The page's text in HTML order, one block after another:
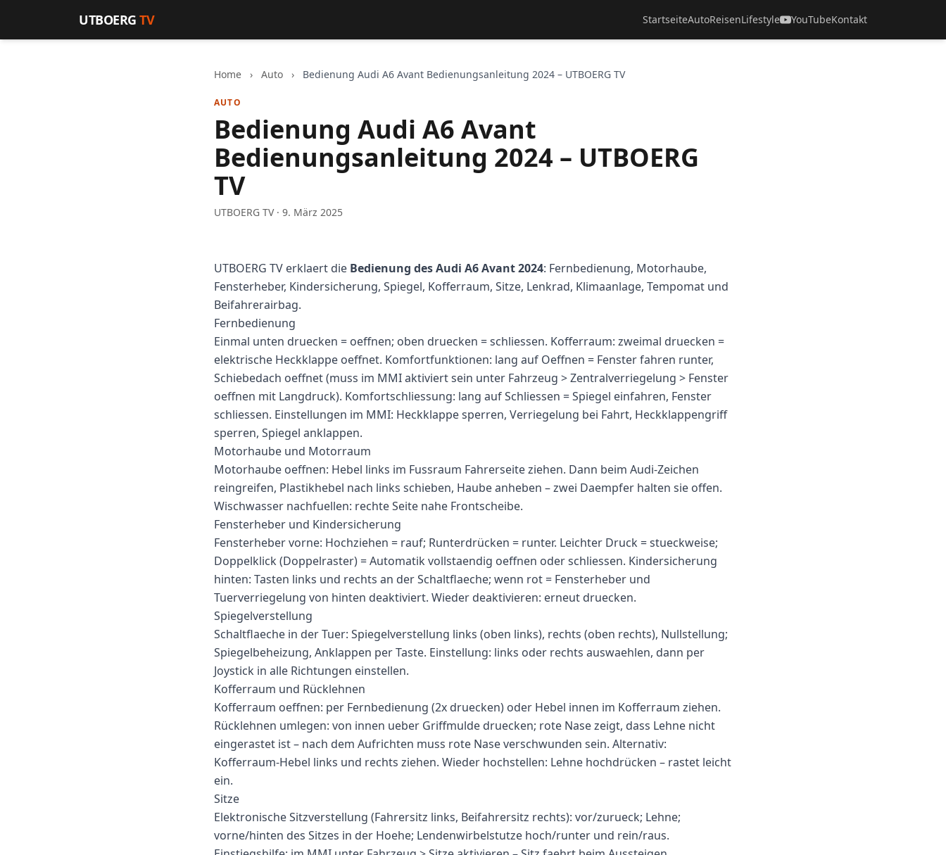
UTBOERGTV StartseiteAutoReisenLifestyle YouTubeKontakt
Home › Auto › Bedienung Audi A6 Avant Bedienungsanleitung 2024 – UTBOERG TV
AUTO
Bedienung Audi A6 Avant
Bedienungsanleitung 2024 – UTBOERG
TV
UTBOERG TV · 9. März 2025
UTBOERG TV erklaert die Bedienung des Audi A6 Avant 2024: Fernbedienung, Motorhaube,
Fensterheber, Kindersicherung, Spiegel, Kofferraum, Sitze, Lenkrad, Klimaanlage, Tempomat und
Beifahrerairbag.
Fernbedienung
Einmal unten druecken = oeffnen; oben druecken = schliessen. Kofferraum: zweimal druecken =
elektrische Heckklappe oeffnet. Komfortfunktionen: lang auf Oeffnen = Fenster fahren runter,
Schiebedach oeffnet (muss im MMI aktiviert sein unter Fahrzeug > Zentralverriegelung > Fenster
oeffnen mit Langdruck). Komfortschliessung: lang auf Schliessen = Spiegel einfahren, Fenster
schliessen. Einstellungen im MMI: Heckklappe sperren, Verriegelung bei Fahrt, Heckklappengriff
sperren, Spiegel anklappen.
Motorhaube und Motorraum
Motorhaube oeffnen: Hebel links im Fussraum Fahrerseite ziehen. Dann beim Audi-Zeichen
reingreifen, Plastikhebel nach links schieben, Haube anheben – zwei Daempfer halten sie offen.
Wischwasser nachfuellen: rechte Seite nahe Frontscheibe.
Fensterheber und Kindersicherung
Fensterheber vorne: Hochziehen = rauf; Runterdrücken = runter. Leichter Druck = stueckweise;
Doppelklick (Doppelraster) = Automatik vollstaendig oeffnen oder schliessen. Kindersicherung
hinten: Tasten links und rechts an der Schaltflaeche; wenn rot = Fensterheber und
Tuerverriegelung von hinten deaktiviert. Wieder deaktivieren: erneut druecken.
Spiegelverstellung
Schaltflaeche in der Tuer: Spiegelverstellung links (oben links), rechts (oben rechts), Nullstellung;
Spiegelbeheizung, Anklappen per Taste. Einstellung: links oder rechts auswaehlen, dann per
Joystick in alle Richtungen einstellen.
Kofferraum und Rücklehnen
Kofferraum oeffnen: per Fernbedienung (2x druecken) oder Hebel innen im Kofferraum ziehen.
Rücklehnen umlegen: von innen ueber Griffmulde druecken; rote Nase zeigt, dass Lehne nicht
eingerastet ist – nach dem Aufrichten muss rote Nase verschwunden sein. Alternativ:
Kofferraum-Hebel links und rechts ziehen. Wieder hochstellen: Lehne hochdrücken – rastet leicht
ein.
Sitze
Elektronische Sitzverstellung (Fahrersitz links, Beifahrersitz rechts): vor/zurueck; Lehne;
vorne/hinten des Sitzes in der Hoehe; Lendenwirbelstutze hoch/runter und rein/raus.